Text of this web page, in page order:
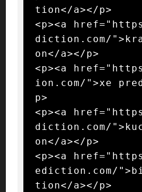
tion</a></p>
<p><a
diction.com/
on</a></p>
<p><a
ion.com/">xe
p>
<p><a
diction.com/
on</a></p>
<p><a
ediction.com/
tion</a></p>